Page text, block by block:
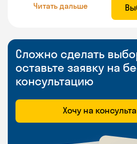
Читать дальше
Сложно сделать
оставьте заявку на
консультацию
Хочу на